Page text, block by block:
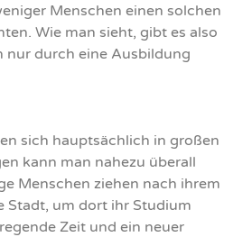
Menschen einen solchen
Wie man sieht, gibt es also
nur durch eine Ausbildung
sich hauptsächlich in großen
kann man nahezu überall
Menschen ziehen nach ihrem
Stadt, um dort ihr Studium
Zeit und ein neuer